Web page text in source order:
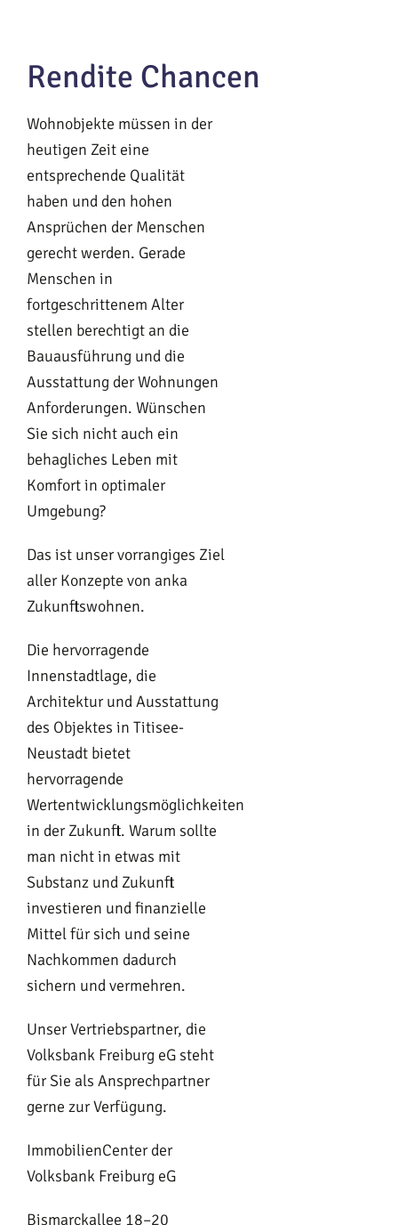
Rendite Chancen
Wohnobjekte müssen in der
heutigen Zeit eine
entsprechende Qualität
haben und den hohen
Ansprüchen der Menschen
gerecht werden. Gerade
Menschen in
fortgeschrittenem Alter
stellen berechtigt an die
Bauausführung und die
Ausstattung der Wohnungen
Anforderungen. Wünschen
Sie sich nicht auch ein
behagliches Leben mit
Komfort in optimaler
Umgebung?
Das ist unser vorrangiges Ziel
aller Konzepte von anka
Zukunftswohnen.
Die hervorragende
Innenstadtlage, die
Architektur und Ausstattung
des Objektes in Titisee-
Neustadt bietet
hervorragende
Wertentwicklungsmöglichkeiten
in der Zukunft. Warum sollte
man nicht in etwas mit
Substanz und Zukunft
investieren und finanzielle
Mittel für sich und seine
Nachkommen dadurch
sichern und vermehren.
Unser Vertriebspartner, die
Volksbank Freiburg eG steht
für Sie als Ansprechpartner
gerne zur Verfügung.
ImmobilienCenter der
Volksbank Freiburg eG
Bismarckallee 18–20